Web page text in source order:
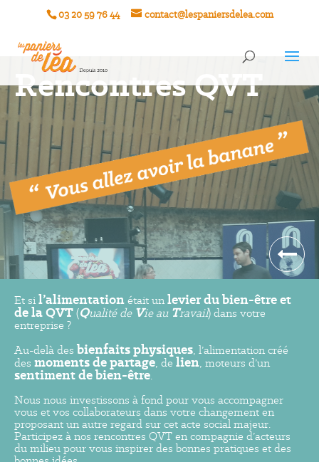
03 20 59 76 44 contact@lespaniersdelea.com
Rencontres QVT
Et sil’alimentationétait unlevier du bien-être et
de la QVT(Qualité de Vie au Travail) dans votre
entreprise ?
Au-delà des bienfaits physiques, l’alimentation créé
des moments de partage, de lien, moteurs d’un
sentiment de bien-être.
Nous nous investissons à fond pour vous accompagner
vous et vos collaborateurs dans votre changement en
proposant un autre regard sur cet acte social majeur.
Participez à nos rencontres QVT en compagnie d’acteurs
du milieu pour vous inspirer des bonnes pratiques et des